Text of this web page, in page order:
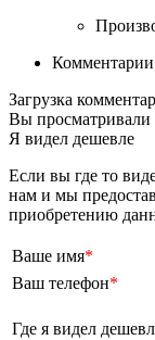
Комментарии
Загрузка
Вы просматривали
Я видел дешевле
Если вы где то
нам и мы
приобретению
Ваше имя*
Ваш телефон*
Где я видел